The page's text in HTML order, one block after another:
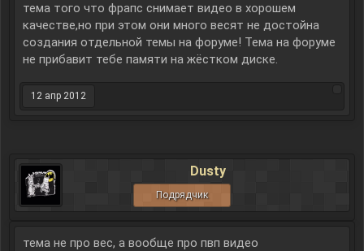
тема того что фрапс снимает видео в хорошем
качестве,но при этом они много весят не достойна
создания отдельной темы на форуме! Тема на форуме
не прибавит тебе памяти на жёстком диске.
12 апр 2012
Dusty
Подрядчик
тема не про вес, а вообще про пвп видео